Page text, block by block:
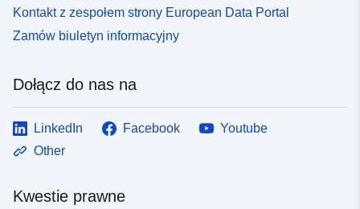
Kontakt z zespołem strony European Data Portal
Zamów biuletyn informacyjny
Dołącz do nas na
LinkedIn Facebook
Youtube
Other
Kwestie prawne